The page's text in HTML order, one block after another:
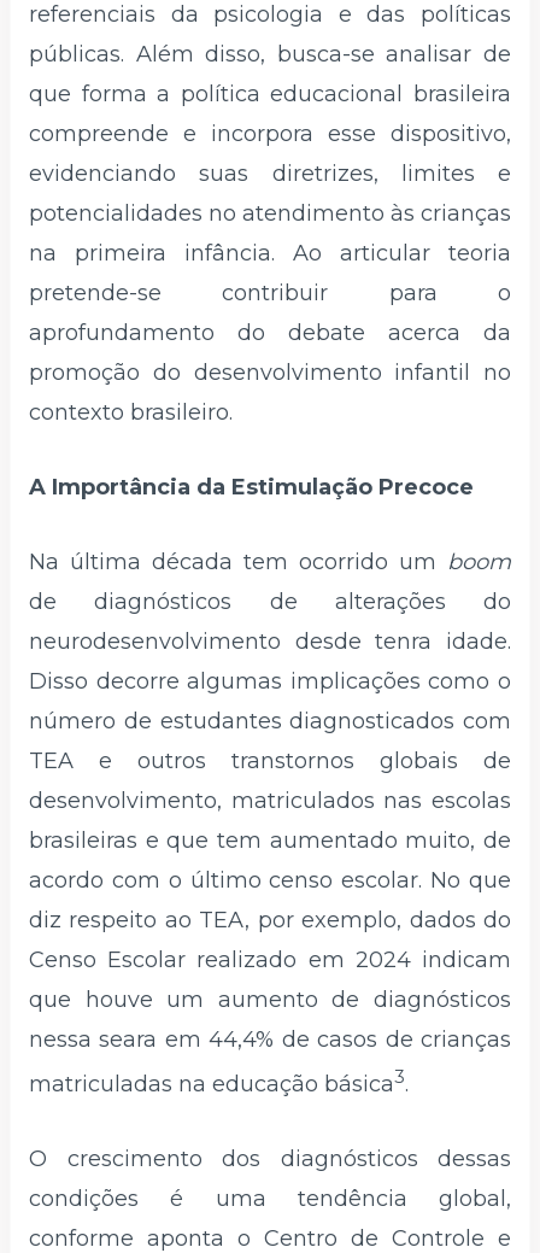
referenciais da psicologia e das políticas
públicas. Além disso, busca-se analisar de
que forma a política educacional brasileira
compreende e incorpora esse dispositivo,
evidenciando suas diretrizes, limites e
potencialidades no atendimento às crianças
na primeira infância. Ao articular teoria
pretende-se contribuir para o
aprofundamento do debate acerca da
promoção do desenvolvimento infantil no
contexto brasileiro.
A Importância da Estimulação Precoce
Na última década tem ocorrido um boom
de diagnósticos de alterações do
neurodesenvolvimento desde tenra idade.
Disso decorre algumas implicações como o
número de estudantes diagnosticados com
TEA e outros transtornos globais de
desenvolvimento, matriculados nas escolas
brasileiras e que tem aumentado muito, de
acordo com o último censo escolar. No que
diz respeito ao TEA, por exemplo, dados do
Censo Escolar realizado em 2024 indicam
que houve um aumento de diagnósticos
nessa seara em 44,4% de casos de crianças
matriculadas na educação básica3.
O crescimento dos diagnósticos dessas
condições é uma tendência global,
conforme aponta o Centro de Controle e